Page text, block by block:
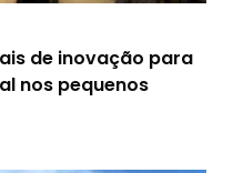
de inovação para
nos pequenos